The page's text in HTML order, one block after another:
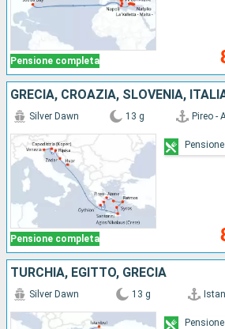
Pensione completa
GRECIA, CROAZIA, SLOVENIA,
Pensione completa
Silver Dawn 13 g Pireo -
TURCHIA, EGITTO, GRECIA
Silver Dawn 13 g